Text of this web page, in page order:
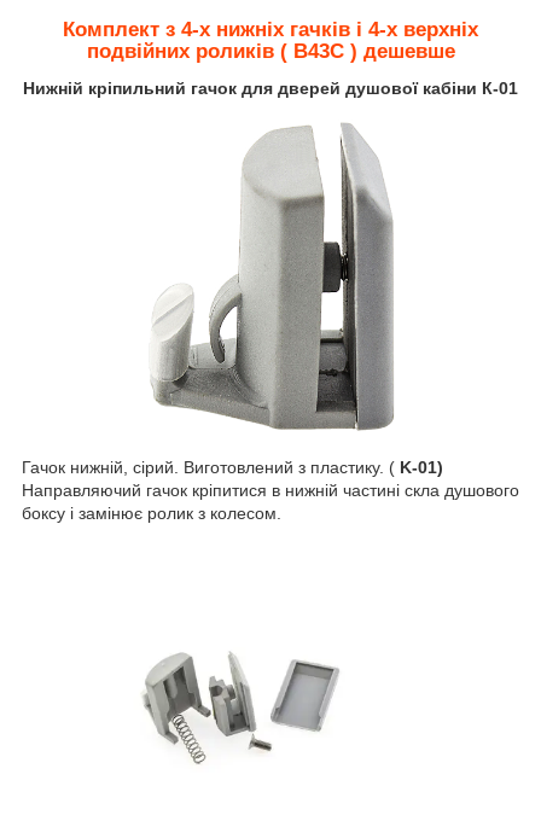
Комплект з 4-х нижніх гачків і 4-х верхніх
подвійних роликів ( В43С ) дешевше
Нижній кріпильний гачок для дверей душової кабіни К-01
Гачок нижній, сірий. Виготовлений з пластику. ( K-01)
Направляючий гачок кріпитися в нижній частині скла душового
боксу і замінює ролик з колесом.